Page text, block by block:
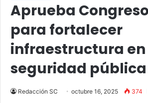
Aprueba
para fortalecer
infraestructura en
seguridad pública
Redacción SC octubre 16, 2025 374